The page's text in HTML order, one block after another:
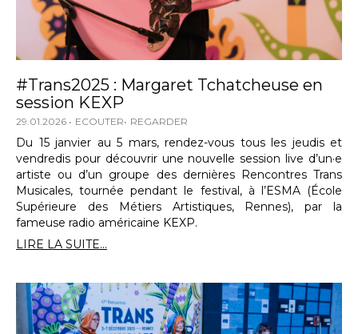
#Trans2025 : Margaret Tchatcheuse en
session KEXP
29.01.2026 ECOUTER REGARDER
Du 15 janvier au 5 mars, rendez-vous tous les jeudis et
vendredis pour découvrir une nouvelle session live d’un·e
artiste ou d’un groupe des dernières Rencontres Trans
Musicales, tournée pendant le festival, à l’ESMA (École
Supérieure des Métiers Artistiques, Rennes), par la
fameuse radio américaine KEXP.
LIRE LA SUITE...